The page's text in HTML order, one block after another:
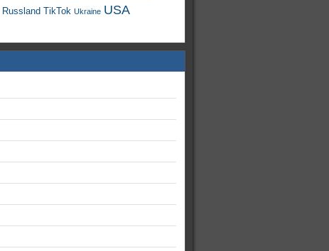
Russland TikTok Ukraine USA